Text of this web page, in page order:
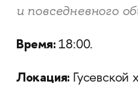
и повседневного
Время:18:00.
Локация: Гусевской